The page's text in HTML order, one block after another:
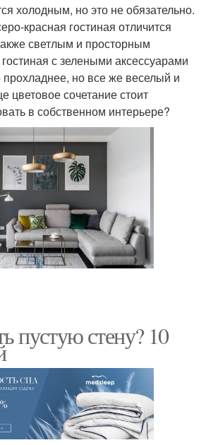
холодным, но это не обязательно.
красная гостиная отличится
светлым и просторным
с зелеными аксессуарами
но все же веселый и
цветовое сочетание стоит
в собственном интерьере?
пустую стену? 10